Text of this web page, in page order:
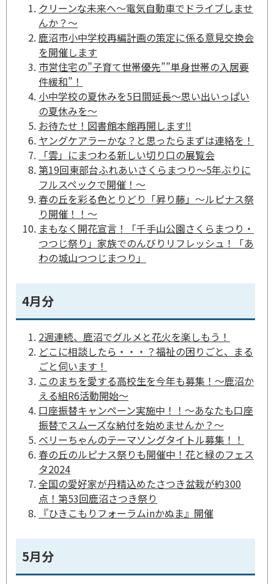
クリーンな未来へ～電気自動車でドライブしませ
んか？～
鹿沼市小中学校再編計画の策定に係る意見交換会
を開催します
市営住宅の”子育て世帯優先””単身世帯の入居要
件緩和”！
小中学校の夏休みを5日間延長～思い出いっぱい
の夏休みを～
お待たせ！図書館本館再開します‼
ヤングケアラーかな？と思ったらまずは連絡を！
「雲」にまつわる新しい切り口の展覧会
第19回東部台ふれあいさくらまつり～5年ぶりに
フルスペックで開催！～
春の丘を彩る色とりどり「昇り藤」～ルピナス祭
り開催！！～
まもなく開花宣言！「千手山公園さくらまつり・
つつじ祭り」家族でのんびりリフレッシュ！「あ
わの城山つつじまつり」
4月分
2週連続、鹿沼でグルメと花火を楽しもう！
どこに相談したら・・・？福祉の困りごと、まる
ごと伺います！
このまちを愛する高校生を今年も募集！～鹿沼か
える組R6活動開始～
口座振替キャンペーン実施中！！～あなたも口座
振替でスムーズな納付を始めませんか？～
ベリーちゃんのテーマソングタイトル募集！！
春の丘のルピナス祭りも開催中！花と緑のフェス
タ2024
全国の愛好家が丹精込めたさつき盆栽が約300
点！第53回鹿沼さつき祭り
『ひきこもりフォーラムinかぬま』開催
5月分